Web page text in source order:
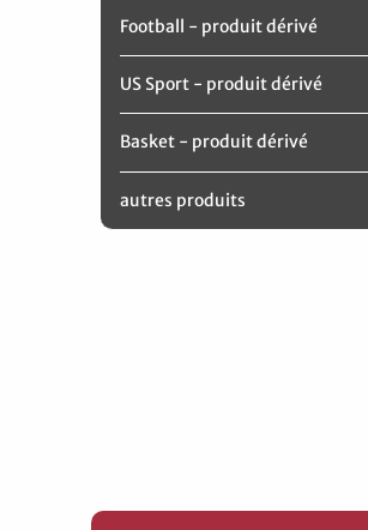
Football - produit dérivé
US Sport - produit dérivé
Basket - produit dérivé
autres produits